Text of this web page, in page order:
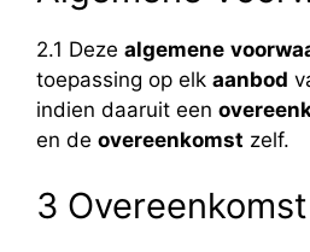
2.1 Deze algemene
toepassing op elk aanbod
indien daaruit een
en de overeenkomst zelf.
3 Overeenkomst